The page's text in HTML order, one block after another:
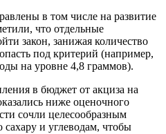
в том числе на развитие
что отдельные
закон, занижая количество
под критерий (например,
на уровне 4,8 граммов).
в бюджет от акциза на
ниже оценочного
сочли целесообразным
сахару и углеводам, чтобы